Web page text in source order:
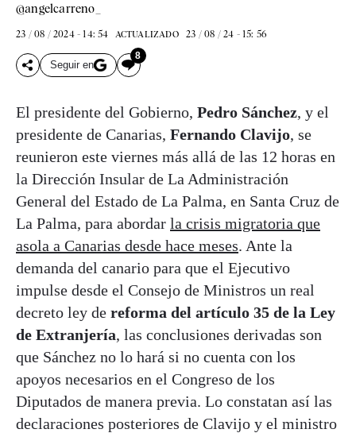
@angelcarreno_
23 / 08 / 2024 - 14: 54 ACTUALIZADO 23 / 08 / 24 - 15: 56
Seguir en
8
El presidente del Gobierno, Pedro Sánchez, y el
presidente de Canarias, Fernando Clavijo, se
reunieron este viernes más allá de las 12 horas en
la Dirección Insular de La Administración
General del Estado de La Palma, en Santa Cruz de
La Palma, para abordar la crisis migratoria que
asola a Canarias desde hace meses. Ante la
demanda del canario para que el Ejecutivo
impulse desde el Consejo de Ministros un real
decreto ley de reforma del artículo 35 de la Ley
de Extranjería, las conclusiones derivadas son
que Sánchez no lo hará si no cuenta con los
apoyos necesarios en el Congreso de los
Diputados de manera previa. Lo constatan así las
declaraciones posteriores de Clavijo y el ministro